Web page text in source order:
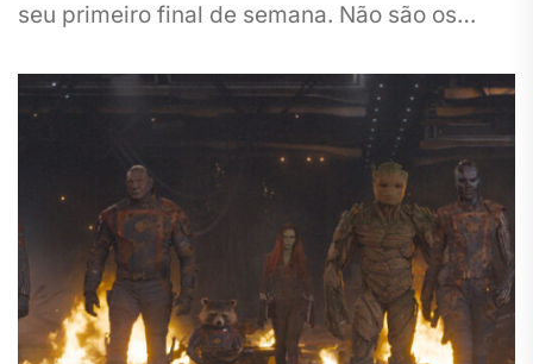
seu primeiro final de semana. Não são os